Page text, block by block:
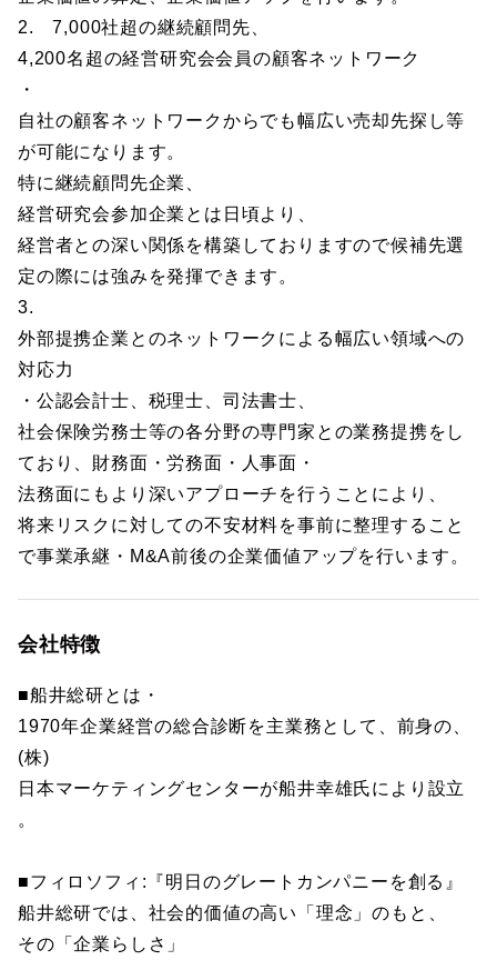
2. 7,000社超の継続顧問先、
4,200名超の経営研究会会員の顧客ネットワーク
・
自社の顧客ネットワークからでも幅広い売却先探し等
が可能になります。
特に継続顧問先企業、
経営研究会参加企業とは日頃より、
経営者との深い関係を構築しておりますので候補先選
定の際には強みを発揮できます。
3.
外部提携企業とのネットワークによる幅広い領域への
対応力
・公認会計士、税理士、司法書士、
社会保険労務士等の各分野の専門家との業務提携をし
ており、財務面・労務面・人事面・
法務面にもより深いアプローチを行うことにより、
将来リスクに対しての不安材料を事前に整理すること
で事業承継・M&A前後の企業価値アップを行います。
会社特徴
■船井総研とは・
1970年企業経営の総合診断を主業務として、前身の、
(株)
日本マーケティングセンターが船井幸雄氏により設立
。
■フィロソフィ:『明日のグレートカンパニーを創る』
船井総研では、社会的価値の高い「理念」のもと、
その「企業らしさ」